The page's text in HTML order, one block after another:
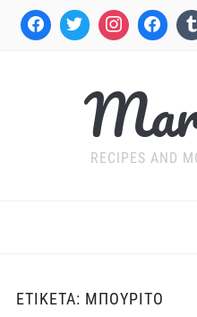
RECIPES AND
ΕΤΙΚΈΤΑ: ΜΠΟΥΡΊΤΟ